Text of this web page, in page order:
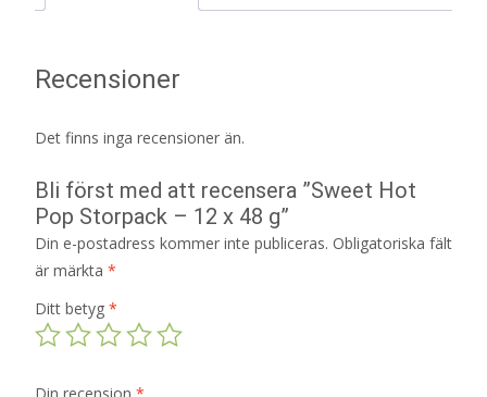
Recensioner
Det finns inga recensioner än.
Bli först med att recensera ”Sweet Hot
Pop Storpack – 12 x 48 g”
Din e-postadress kommer inte publiceras. Obligatoriska fält
är märkta *
Ditt betyg *
Din recension *